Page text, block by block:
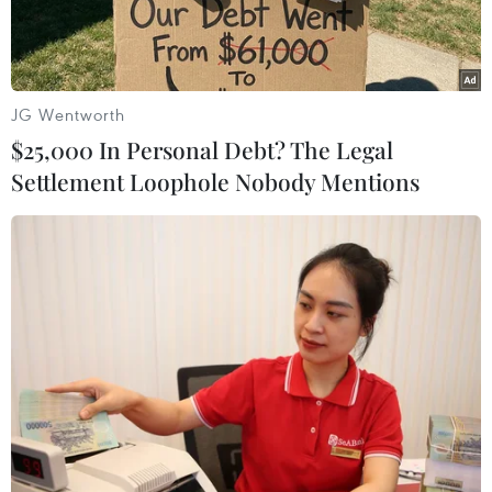
Vàng miếng được bày bán tại Seoul (Hàn Quốc). (Ảnh:
AFP/TTXVN)
Giá vàng châu Á giảm trong phiên giao dịch
sáng 23/10, rời mức cao nhất 5 tháng trong
JG Wentworth
$25,000 In Personal Debt? The Legal
Settlement Loophole Nobody Mentions